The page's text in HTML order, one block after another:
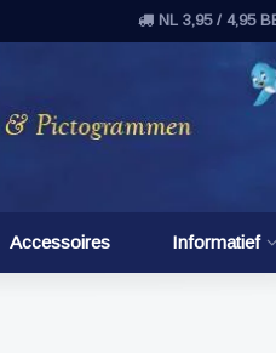
NL 3,95 / 4,95
Accessoires Informatief